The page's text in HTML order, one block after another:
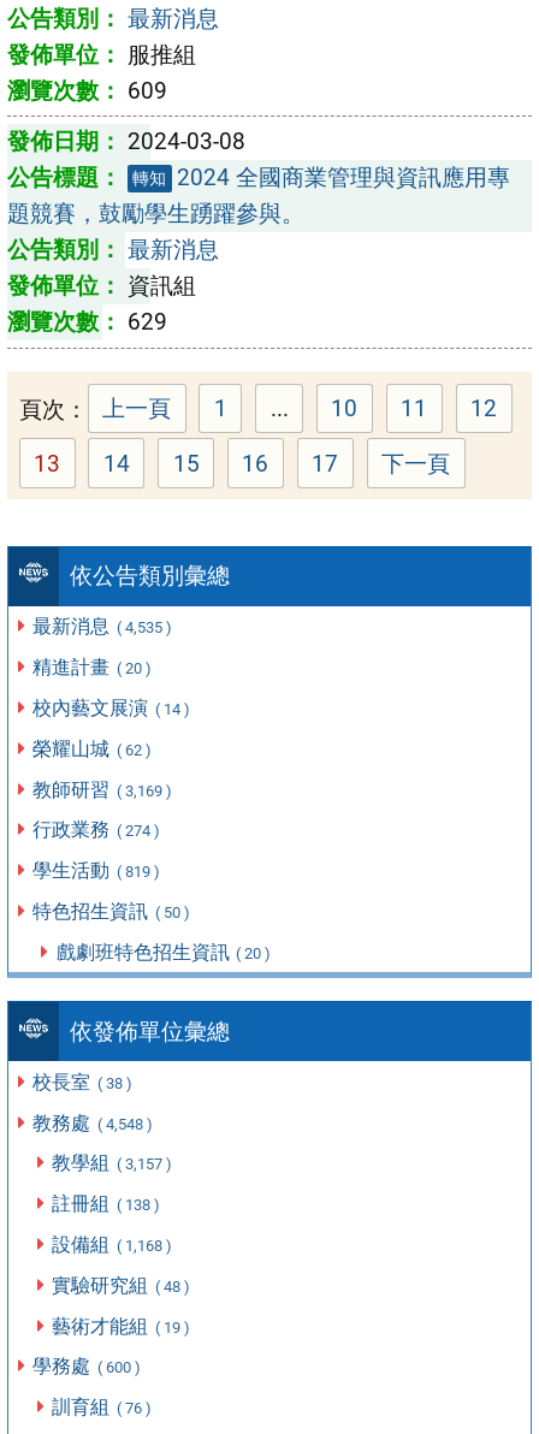
依公告類別彙總
最新消息 ( 4,535 )
精進計畫 ( 20 )
校內藝文展演 ( 14 )
榮耀山城 ( 62 )
教師研習 ( 3,169 )
行政業務 ( 274 )
學生活動 ( 819 )
特色招生資訊 ( 50 )
戲劇班特色招生資訊 ( 20 )
依發佈單位彙總
校長室 ( 38 )
教務處 ( 4,548 )
教學組 ( 3,157 )
註冊組 ( 138 )
設備組 ( 1,168 )
實驗研究組 ( 48 )
藝術才能組 ( 19 )
學務處 ( 600 )
訓育組 ( 76 )
最新消息
服推組
609
2024-03-08
轉知
2024 全國商業管理與資訊應用專
題競賽，鼓勵學生踴躍參與。
最新消息
資訊組
629
頁次： 上一頁 頁次：
1 ... 頁次：
10 頁次：
11 頁次
12
頁次：
13 頁次：
14 頁次：
15 頁次：
16 頁次：
17 下一頁